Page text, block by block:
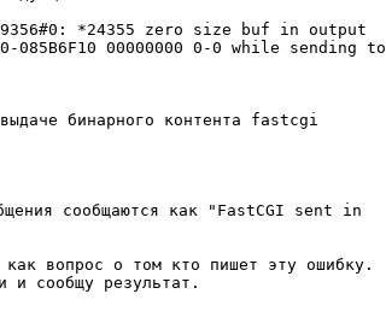
*24355 zero size buf in output
085B6F10 00000000 0-0 while sending to
бинарного контента fastcgi
сообщаются как "FastCGI sent in
вопрос о том кто пишет эту ошибку.